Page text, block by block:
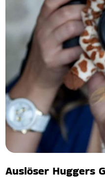
Auslöser Huggers